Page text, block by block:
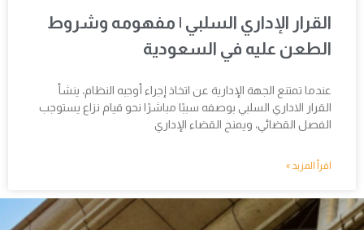
القرار الإداري السلبي | مفهومه وشروط
الطعن عليه في السعودية
عندما تمتنع الجهة الإدارية عن اتخاذ إجراء أوجبه النظام، ينشأ
القرار الاداري السلبي بوصفه سببًا مباشرًا نحو قيام نزاع يستوجب
الفصل القضائي، ويمنح القضاء الإداري
اقرأ المزيد »